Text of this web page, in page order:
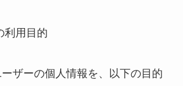
利用目的
ザーの個人情報を、以下の目的